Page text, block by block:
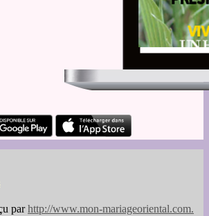
parhttp://www.mon-mariageoriental.com.